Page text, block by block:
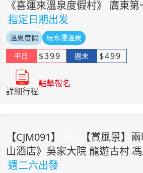
《喜運來溫泉度假村》 廣東
指定日期出发
溫泉度假
玩水浸溫泉
平日
$399 週末 $499
詳細行程
點擊報名
【CJM091】
【賞風景】
山酒店》吳家大院 龍遊古村
週二六出發